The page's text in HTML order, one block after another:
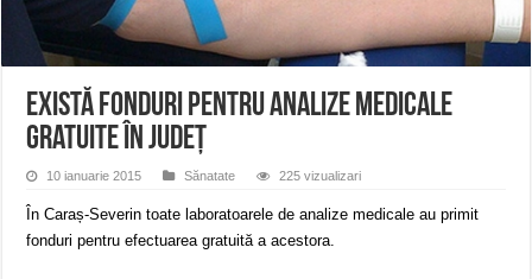
ANUNŢ OPRIRE APĂ în CARANSEBEȘ avarie
Există fonduri pentru analize medicale
gratuite în județ
10 ianuarie 2015 Sănatate 225 vizualizari
În Caraș-Severin toate laboratoarele de analize medicale au primit
fonduri pentru efectuarea gratuită a acestora.